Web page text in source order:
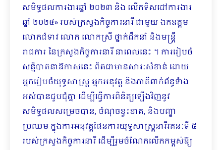
សមិទ្ធផលការងារឆ្នាំ ២០២៣ និង លើកទិសដៅការងារ
ឆ្នាំ ២០២៤» របស់ក្រសួងកិច្ចការនារី ជាមួយ ឯកឧត្តម
លោកជំទាវ លោក លោកស្រី ថ្នាក់ដឹកនាំ និងមន្រ្តី
រាជការ នៃក្រសួងកិច្ចការនារី នាពេលនេះ ។ ការរៀបចំ
សន្និបាតនាឱកាសនេះ ពិតជាមានសារៈសំខាន់ ដោយ
អ្នករៀបចំយុទ្ធសាស្រ្ត អ្នកអនុវត្ត និងភាគីពាក់ព័ន្ធទំាង
អស់បានជួបជុំគ្នា ដើម្បីធ្វើការពិនិត្យឡើងវិញនូវ
សមិទ្ធផលសម្រេចបាន, ចំណុចខ្វះខាត, និងបញ្ហា
ប្រឈម ក្នុងការអនុវត្តផែនការយុទ្ធសាស្រ្តនារីរតនៈទី ៥
របស់ក្រសួងកិច្ចការនារី ដើម្បីរួមចំណែកលើកកម្ពស់ឱ្យ